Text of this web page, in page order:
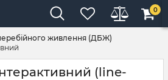
0
живлення (ДБЖ)
(line-